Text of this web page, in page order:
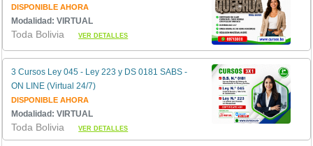
DISPONIBLE AHORA
Modalidad: VIRTUAL
Toda BoliviaVER DETALLES
3 Cursos Ley 045 - Ley 223 y DS 0181 SABS -
ON LINE (Virtual 24/7)
DISPONIBLE AHORA
Modalidad: VIRTUAL
Toda BoliviaVER DETALLES